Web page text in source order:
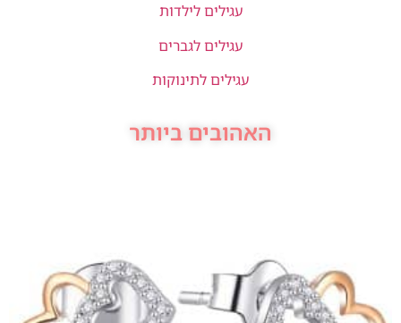
עגילים לילדות
עגילים לגברים
עגילים לתינוקות
האהובים ביותר